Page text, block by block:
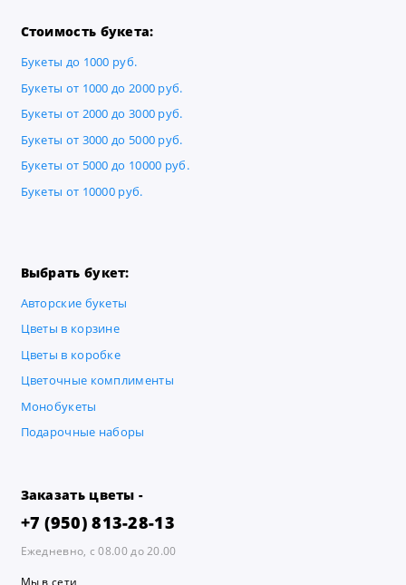
Стоимость букета:
Букеты до 1000 руб.
Букеты от 1000 до 2000 руб.
Букеты от 2000 до 3000 руб.
Букеты от 3000 до 5000 руб.
Букеты от 5000 до 10000 руб.
Букеты от 10000 руб.
Выбрать букет:
Авторские букеты
Цветы в корзине
Цветы в коробке
Цветочные комплименты
Монобукеты
Подарочные наборы
Заказать цветы -
+7 (950) 813-28-13
Ежедневно, с 08.00 до 20.00
Мы в сети